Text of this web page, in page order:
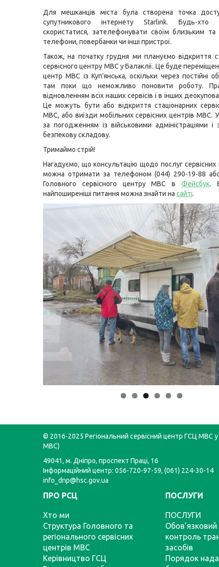
Для мешканців міста була створена точка
супутникового інтернету Starlink. Будь-
скористатися, зателефонувати своїм близьким та
телефони, повербанки чи інші пристрої.
Також, на початку грудня ми плануємо відкриття
сервісного центру МВС у Балаклії. Це буде
центр МВС із Куп’янська, оскільки через постійні
там поки що неможливо поновити роботу.
відновленням всіх наших сервісів і в інших
Це можуть бути або відкриття стаціонарних
МВС, або виїзди мобільних сервісних центрів МВС.
за погодженням із військовими адміністраціями
безпекову складову.
Тримаймо стрій!
Нагадуємо, що консультацію щодо послуг
можна отримати за телефоном (044) 290-19-88 або
Головного сервісного центру МВС вФейсбук.
найпоширеніші питання можна знайти на сайті.
© 2016-2025 Регіональний сервісний центр ГСЦ МВС у
МВС)
49041, м. Дніпро, проспект Праці, 16
Інформаційний центр: 056-720-97-59, (061) 224-30-14
info_dnp@hsc.gov.ua
ПРО РСЦ
Хто ми
Структура Головного та
регіонального сервісних
центрів МВС
Керівництво ГСЦ
ПОСЛУГИ
ПОСЛУГИ
Обов’язковий
контроль
засобів
Порядок